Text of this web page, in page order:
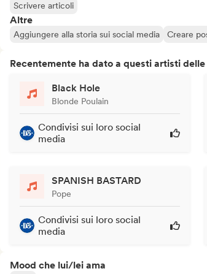
Scrivere articoli
Altre
Aggiungere alla storia sui social media Creare
Recentemente ha dato a questi artisti
Black Hole
Blonde Poulain
Condivisi sui loro social
media
SPANISH BASTARD
Pope
Condivisi sui loro social
media
Mood che lui/lei ama